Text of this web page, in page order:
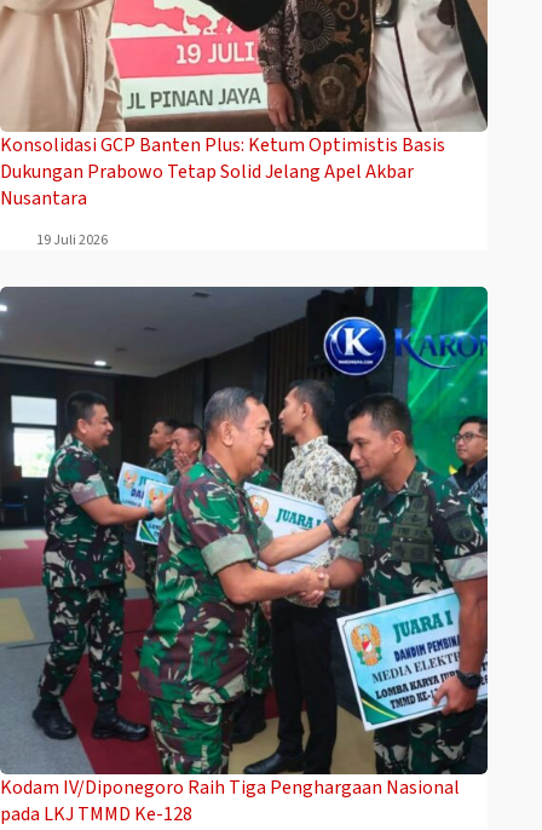
Konsolidasi GCP Banten Plus: Ketum Optimistis Basis
Dukungan Prabowo Tetap Solid Jelang Apel Akbar
Nusantara
19 Juli 2026
Kodam IV/Diponegoro Raih Tiga Penghargaan Nasional
pada LKJ TMMD Ke-128